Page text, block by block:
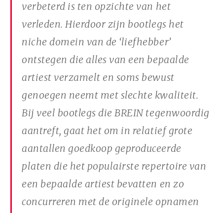
verbeterd is ten opzichte van het
verleden. Hierdoor zijn bootlegs het
niche domein van de ‘liefhebber’
ontstegen die alles van een bepaalde
artiest verzamelt en soms bewust
genoegen neemt met slechte kwaliteit.
Bij veel bootlegs die BREIN tegenwoordig
aantreft, gaat het om in relatief grote
aantallen goedkoop geproduceerde
platen die het populairste repertoire van
een bepaalde artiest bevatten en zo
concurreren met de originele opnamen